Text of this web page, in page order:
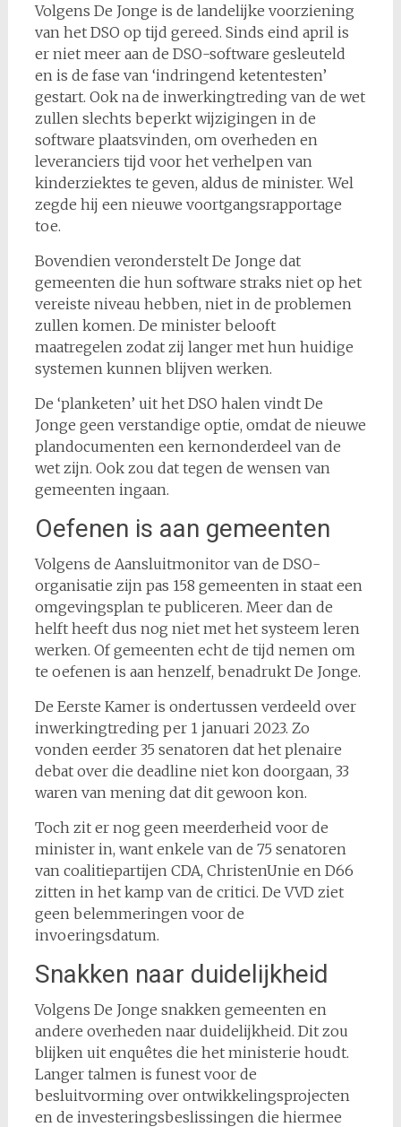
Volgens De Jonge is de landelijke voorziening
van het DSO op tijd gereed. Sinds eind april is
er niet meer aan de DSO-software gesleuteld
en is de fase van ‘indringend ketentesten’
gestart. Ook na de inwerkingtreding van de wet
zullen slechts beperkt wijzigingen in de
software plaatsvinden, om overheden en
leveranciers tijd voor het verhelpen van
kinderziektes te geven, aldus de minister. Wel
zegde hij een nieuwe voortgangsrapportage
toe.
Bovendien veronderstelt De Jonge dat
gemeenten die hun software straks niet op het
vereiste niveau hebben, niet in de problemen
zullen komen. De minister belooft
maatregelen zodat zij langer met hun huidige
systemen kunnen blijven werken.
De ‘planketen’ uit het DSO halen vindt De
Jonge geen verstandige optie, omdat de nieuwe
plandocumenten een kernonderdeel van de
wet zijn. Ook zou dat tegen de wensen van
gemeenten ingaan.
Oefenen is aan gemeenten
Volgens de Aansluitmonitor van de DSO-
organisatie zijn pas 158 gemeenten in staat een
omgevingsplan te publiceren. Meer dan de
helft heeft dus nog niet met het systeem leren
werken. Of gemeenten echt de tijd nemen om
te oefenen is aan henzelf, benadrukt De Jonge.
De Eerste Kamer is ondertussen verdeeld over
inwerkingtreding per 1 januari 2023. Zo
vonden eerder 35 senatoren dat het plenaire
debat over die deadline niet kon doorgaan, 33
waren van mening dat dit gewoon kon.
Toch zit er nog geen meerderheid voor de
minister in, want enkele van de 75 senatoren
van coalitiepartijen CDA, ChristenUnie en D66
zitten in het kamp van de critici. De VVD ziet
geen belemmeringen voor de
invoeringsdatum.
Snakken naar duidelijkheid
Volgens De Jonge snakken gemeenten en
andere overheden naar duidelijkheid. Dit zou
blijken uit enquêtes die het ministerie houdt.
Langer talmen is funest voor de
besluitvorming over ontwikkelingsprojecten
en de investeringsbeslissingen die hiermee